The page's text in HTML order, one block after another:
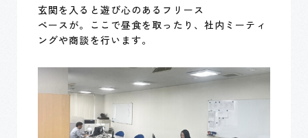
玄関を入ると遊び心のあるフリース
ペースが。ここで昼食を取ったり、社内ミーティ
ングや商談を行います。